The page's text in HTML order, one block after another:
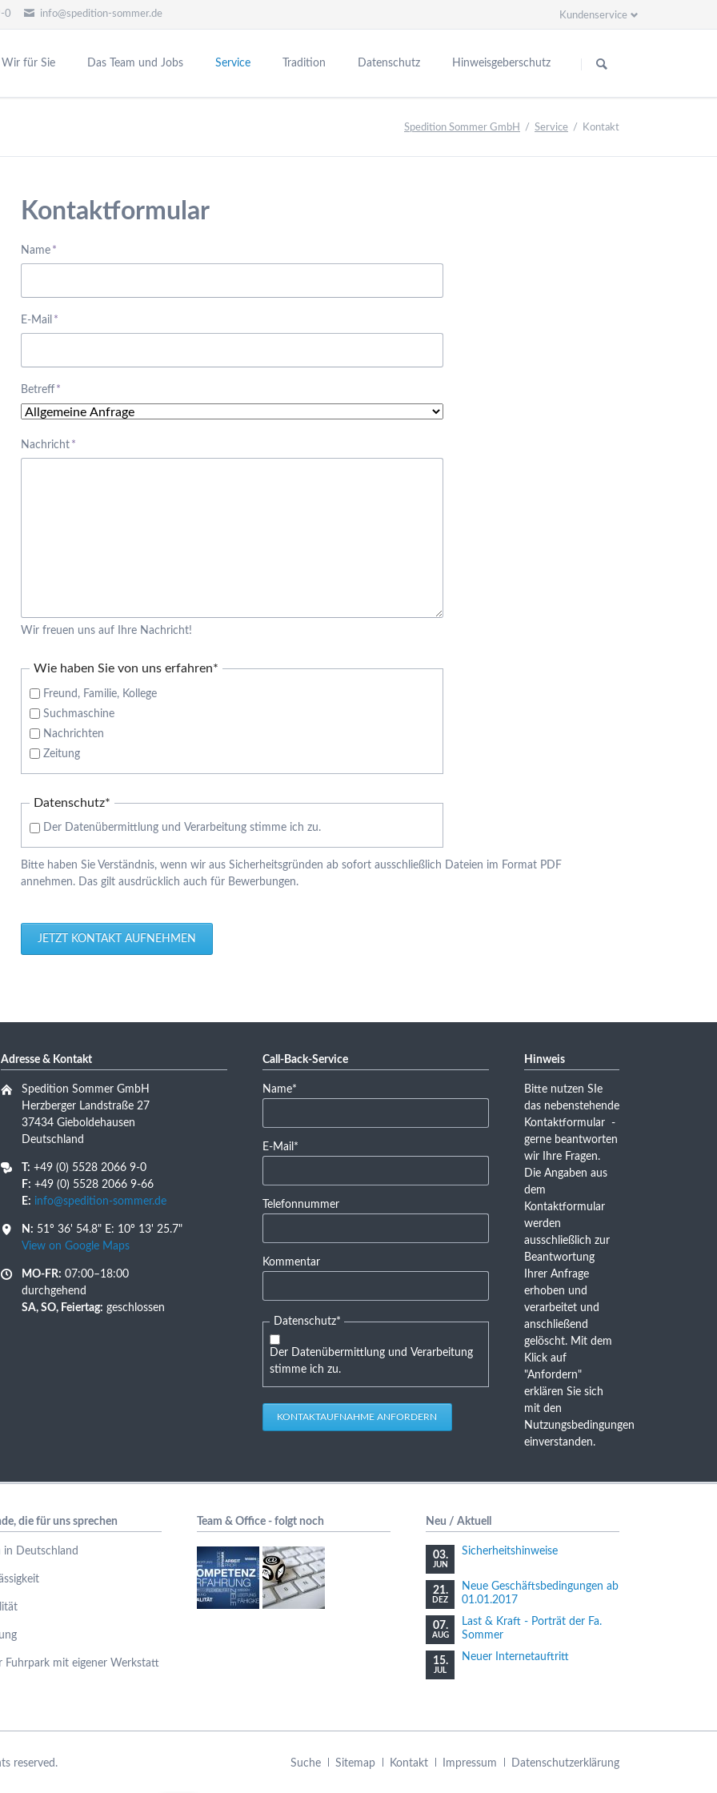
0 info@spedition-sommer.de
Kundenservice
überspringen
Wir für Sie Das Team und Jobs Service Tradition Datenschutz Hinweisgeberschutz
Spedition Sommer GmbH Service Kontakt
Kontaktformular
Pflichtfeld
Name *
Pflichtfeld
E-Mail *
Pflichtfeld
Betreff *
Pflichtfeld
Nachricht *
Wir freuen uns auf Ihre Nachricht!
Pflichtfeld
Wie haben Sie von uns erfahren*
Freund, Familie, Kollege
Suchmaschine
Nachrichten
Zeitung
Pflichtfeld
Datenschutz*
Der Datenübermittlung und Verarbeitung stimme ich zu.
Bitte haben Sie Verständnis, wenn wir aus Sicherheitsgründen ab sofort ausschließlich Dateien im Format PDF
annehmen. Das gilt ausdrücklich auch für Bewerbungen.
JETZT KONTAKT AUFNEHMEN
Adresse & Kontakt
Spedition Sommer GmbH
Herzberger Landstraße 27
37434 Gieboldehausen
Deutschland
T: +49 (0) 5528 2066 9-0
F: +49 (0) 5528 2066 9-66
E: info@spedition-sommer.de
N: 51º 36' 54.8" E: 10º 13' 25.7"
View on Google Maps
MO-FR: 07:00–18:00
durchgehend
SA, SO, Feiertag: geschlossen
Call-Back-Service
Pflichtfeld
Name*
Pflichtfeld
E-Mail *
Telefonnummer
Kommentar
Pflichtfeld
Datenschutz*
Der Datenübermittlung und Verarbeitung
stimme ich zu.
KONTAKTAUFNAHME ANFORDERN
Hinweis
Bitte nutzen SIe
das nebenstehende
Kontaktformular -
gerne beantworten
wir Ihre Fragen.
Die Angaben aus
dem
Kontaktformular
werden
ausschließlich zur
Beantwortung
Ihrer Anfrage
erhoben und
verarbeitet und
anschließend
gelöscht. Mit dem
Klick auf
"Anfordern"
erklären Sie sich
mit den
Nutzungsbedingungen
einverstanden.
die für uns sprechen
in Deutschland
Fuhrpark mit eigener Werkstatt
Team & Office - folgt noch Neu / Aktuell
03.
JUN
Sicherheitshinweise
21.
DEZ
Neue Geschäftsbedingungen ab
01.01.2017
07.
AUG
Last & Kraft - Porträt der Fa.
Sommer
15.
JUL
Neuer Internetauftritt
reserved.
Navigation
Suche Sitemap Kontakt Impressum Datenschutzerklärung